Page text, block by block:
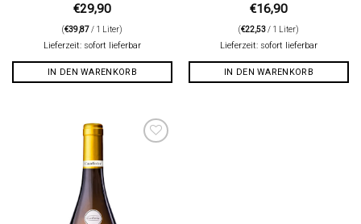
€29,90
(€39,87/ 1 Liter)
Lieferzeit: sofort lieferbar
IN DEN WARENKORB
€16,90
(€22,53/ 1 Liter)
Lieferzeit: sofort lieferbar
IN DEN WARENKORB